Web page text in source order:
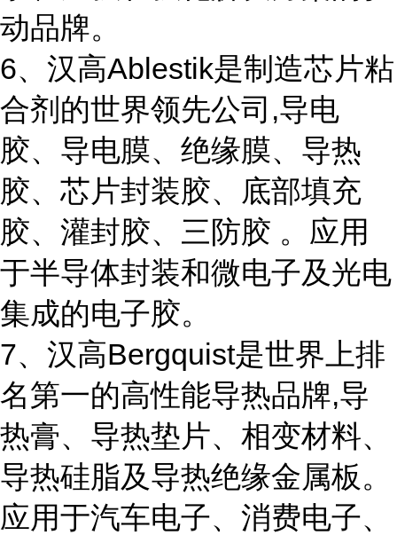
动品牌。
6、汉高Ablestik是制造芯片粘
合剂的世界领先公司,导电
胶、导电膜、绝缘膜、导热
胶、芯片封装胶、底部填充
胶、灌封胶、三防胶 。应用
于半导体封装和微电子及光电
集成的电子胶。
7、汉高Bergquist是世界上排
名第一的高性能导热品牌,导
热膏、导热垫片、相变材料、
导热硅脂及导热绝缘金属板。
应用于汽车电子、消费电子、